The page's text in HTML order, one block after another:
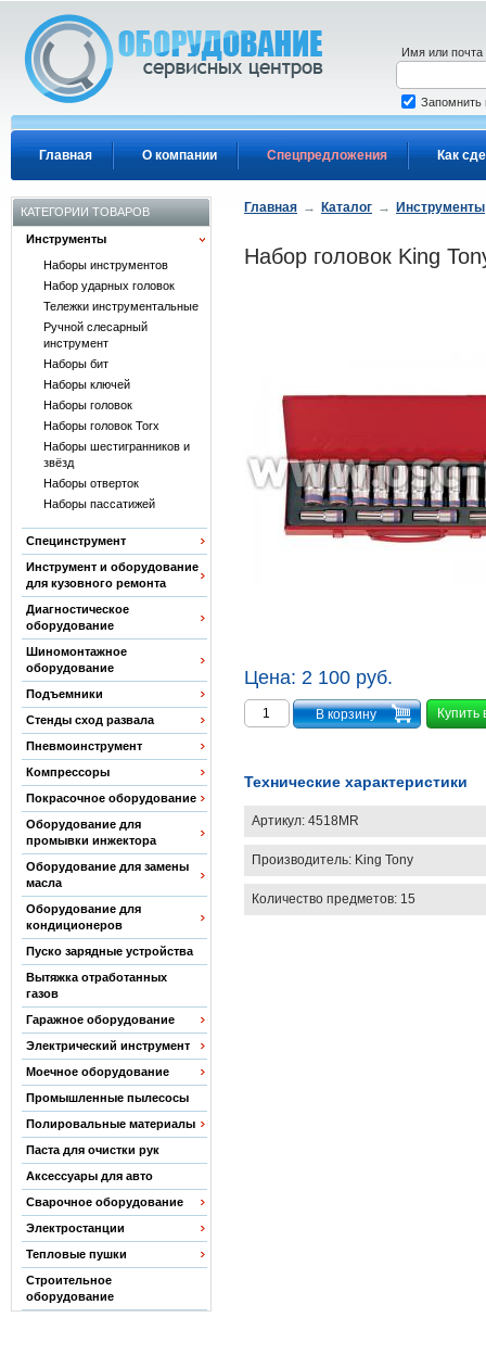
Главная О компании Спецпредложения Как
Имя или почта
Запомнить
КАТЕГОРИИ ТОВАРОВ
Инструменты
Наборы инструментов
Набор ударных головок
Тележки инструментальные
Ручной слесарный
инструмент
Наборы бит
Наборы ключей
Наборы головок
Наборы головок Torx
Наборы шестигранников и
звёзд
Наборы отверток
Наборы пассатижей
Специнструмент
Инструмент и оборудование
для кузовного ремонта
Диагностическое
оборудование
Шиномонтажное
оборудование
Подъемники
Стенды сход развала
Пневмоинструмент
Компрессоры
Покрасочное оборудование
Оборудование для
промывки инжектора
Оборудование для замены
масла
Оборудование для
кондиционеров
Пуско зарядные устройства
Вытяжка отработанных
газов
Гаражное оборудование
Электрический инструмент
Моечное оборудование
Промышленные пылесосы
Полировальные материалы
Паста для очистки рук
Аксессуары для авто
Сварочное оборудование
Электростанции
Тепловые пушки
Строительное
оборудование
Главная → Каталог → Инструменты
Набор головок King
Цена: 2 100 руб.
Купить
Технические характеристики
Артикул: 4518MR
Производитель: King Tony
Количество предметов: 15